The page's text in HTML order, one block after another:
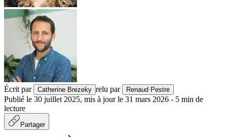
Écrit par Catherine Brezeky relu par Renaud Pestre
Publié le 30 juillet 2025, mis à jour le 31 mars 2026 - 5 min de
lecture
Partager